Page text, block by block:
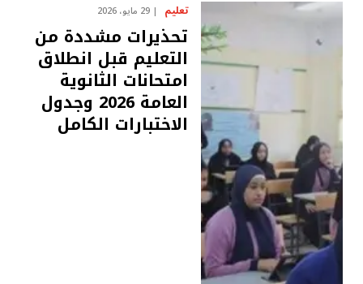
تعليم 29 مايو، 2026
تحذيرات مشددة من
التعليم قبل انطلاق
امتحانات الثانوية
العامة 2026 وجدول
الاختبارات الكامل